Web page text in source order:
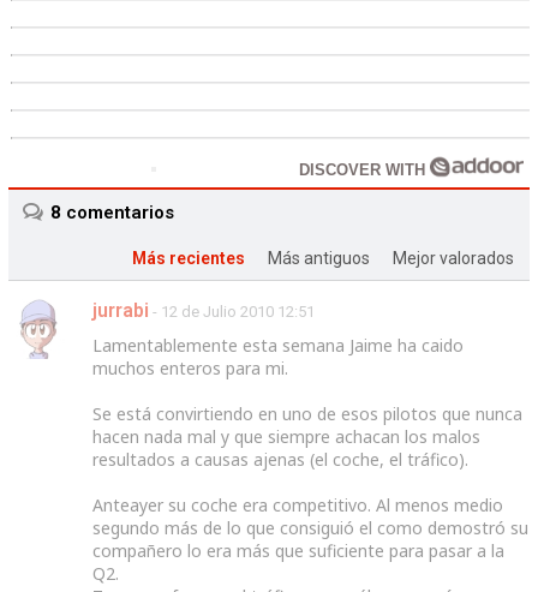
DISCOVER WITH
8 comentarios
Más recientes Más antiguos Mejor valorados
jurrabi - 12 de Julio 2010 12:51
Lamentablemente esta semana Jaime ha caido
muchos enteros para mi.
Se está convirtiendo en uno de esos pilotos que nunca
hacen nada mal y que siempre achacan los malos
resultados a causas ajenas (el coche, el tráfico).
Anteayer su coche era competitivo. Al menos medio
segundo más de lo que consiguió el como demostró su
compañero lo era más que suficiente para pasar a la
Q2.